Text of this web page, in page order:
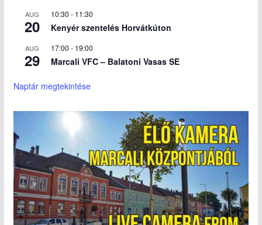
AUG
20
10:30 - 11:30
Kenyér szentelés Horvátkúton
AUG
29
17:00 - 19:00
Marcali VFC – Balatoni Vasas SE
Naptár megtekintése